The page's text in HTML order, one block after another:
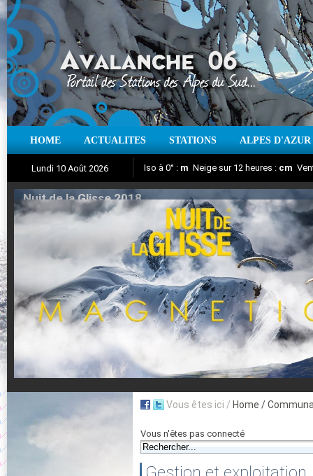
HOME ACTUALITES STATIONS ALPES D'AZUR
Lundi 10 Août 2026
Aujourd'hui : T° Min : °C T° Max :°C
Iso à 0° : m Neige sur 12 heures : cm
Suivez en direct l'actualité des stations
Nuit de la Glisse 2018
Vous êtes ici / Home /
Vous n'êtes pas connecté